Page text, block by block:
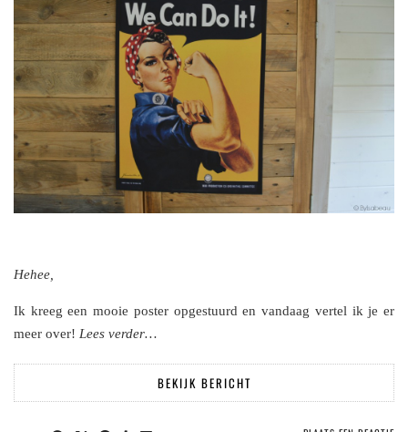
Hehee,
Ik kreeg een mooie poster opgestuurd en vandaag vertel ik je er
meer over! Lees verder…
BEKIJK BERICHT